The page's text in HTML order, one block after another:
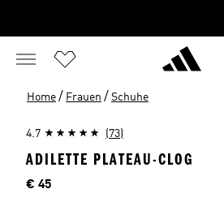
Home / Frauen / Schuhe
4.7 (73)
ADILETTE PLATEAU-CLOG
Preis
€ 45